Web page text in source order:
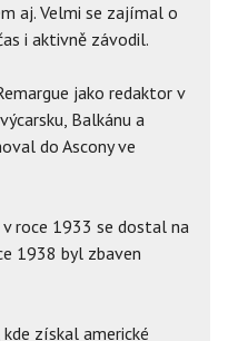
aj. Velmi se zajímal o
i aktivně závodil.
jako redaktor v
Balkánu a
do Ascony ve
roce 1933 se dostal na
1938 byl zbaven
získal americké